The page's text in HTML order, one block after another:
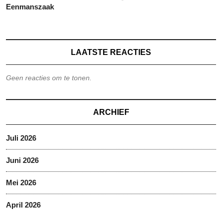
Eenmanszaak
LAATSTE REACTIES
Geen reacties om te tonen.
ARCHIEF
Juli 2026
Juni 2026
Mei 2026
April 2026